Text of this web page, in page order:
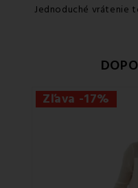
Jednoduché vrátenie
Zľava -17%